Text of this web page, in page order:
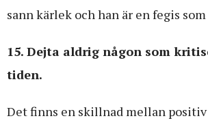
sann kärlek och han är en fegis
15. Dejta aldrig någon som
tiden.
Det finns en skillnad mellan